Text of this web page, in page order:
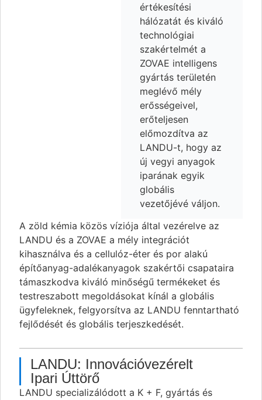
értékesítési
hálózatát és kiváló
technológiai
szakértelmét a
ZOVAE intelligens
gyártás területén
meglévő mély
erősségeivel,
erőteljesen
előmozdítva az
LANDU-t, hogy az
új vegyi anyagok
iparának egyik
globális
vezetőjévé váljon.
A zöld kémia közös víziója által vezérelve az
LANDU és a ZOVAE a mély integrációt
kihasználva és a cellulóz-éter és por alakú
építőanyag-adalékanyagok szakértői csapataira
támaszkodva kiváló minőségű termékeket és
testreszabott megoldásokat kínál a globális
ügyfeleknek, felgyorsítva az LANDU fenntartható
fejlődését és globális terjeszkedését.
LANDU: Innovációvezérelt
Ipari Úttörő
LANDU specializálódott a K + F, gyártás és